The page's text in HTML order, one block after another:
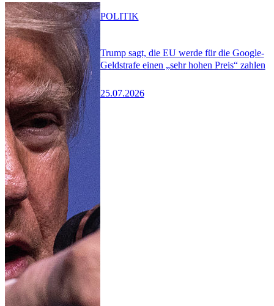
Trump sagt, die EU werde für die Google-
Geldstrafe einen „sehr hohen Preis“ zahlen
25.07.2026
POLITIK